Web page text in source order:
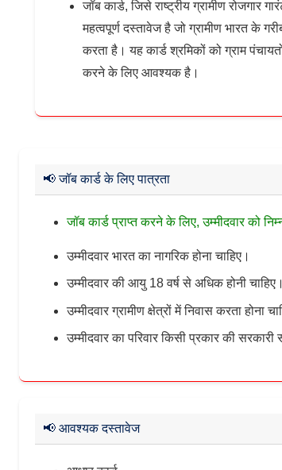
जॉब कार्ड, जिसे राष्ट्रीय ग्रामीण रोजगार
महत्वपूर्ण दस्तावेज है जो ग्रामीण भारत के
करता है। यह कार्ड श्रमिकों को ग्राम
करने के लिए आवश्यक है।
📢जॉब कार्ड के लिए पात्रता
जॉब कार्ड प्राप्त करने के लिए, उम्मीदवार को
उम्मीदवार भारत का नागरिक होना चाहिए।
उम्मीदवार की आयु 18 वर्ष से अधिक होनी चाहिए।
उम्मीदवार ग्रामीण क्षेत्रों में निवास करता होना
उम्मीदवार का परिवार किसी प्रकार की सरकारी
📢 आवश्यक दस्तावेज